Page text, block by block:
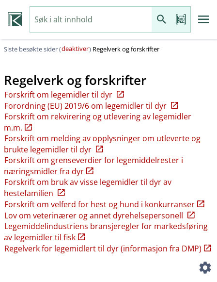
Siste besøkte sider (deaktiver) Regelverk og forskrifter
Regelverk og forskrifter
Forskrift om legemidler til dyr
Forordning (EU) 2019/6 om legemidler til dyr
Forskrift om rekvirering og utlevering av legemidler
m.m.
Forskrift om melding av opplysninger om utleverte og
brukte legemidler til dyr
Forskrift om grenseverdier for legemiddelrester i
næringsmidler fra dyr
Forskrift om bruk av visse legemidler til dyr av
hestefamilien
Forskrift om velferd for hest og hund i konkurranser
Lov om veterinærer og annet dyrehelsepersonell
Legemiddelindustriens bransjeregler for markedsføring
av legemidler til fisk
Regelverk for legemidlert til dyr (informasjon fra DMP)